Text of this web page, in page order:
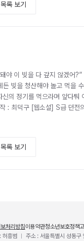
록 보기
야 이 빚을 다 갚지 않겠어
든 빚을 청산해야 놀고 먹을
신의 정기를 먹으라며 앞다
: 최덕구 [웹소설] S급 던전
록 보기
처리방침이용약관청소년보호정책
허흥범 주소 : 서울특별시 성동구